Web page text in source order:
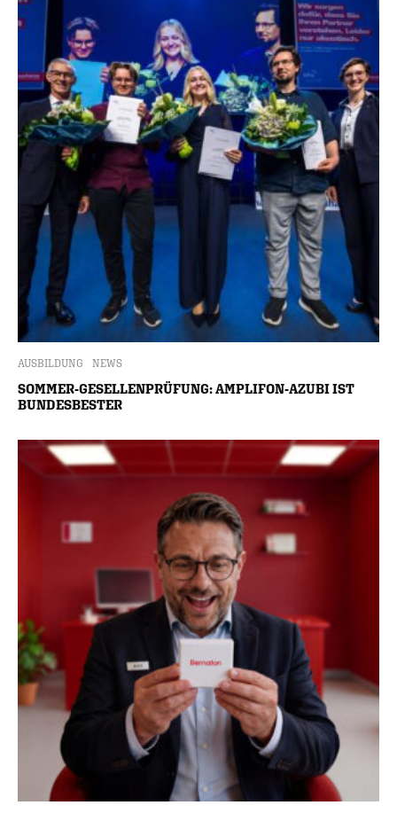
AUSBILDUNG NEWS
SOMMER-GESELLENPRÜFUNG: AMPLIFON-AZUBI IST
BUNDESBESTER